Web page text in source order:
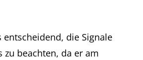
entscheidend, die Signale
zu beachten, da er am